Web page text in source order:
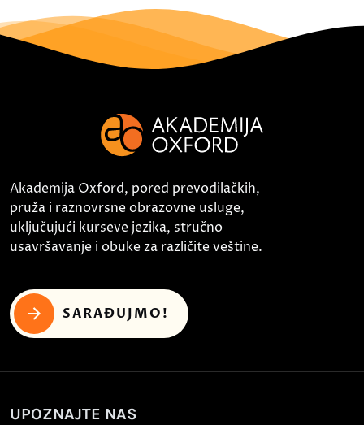
Akademija Oxford, pored prevodilačkih,
pruža i raznovrsne obrazovne usluge,
uključujući kurseve jezika, stručno
usavršavanje i obuke za različite veštine.
SARAĐUJMO!
UPOZNAJTE NAS